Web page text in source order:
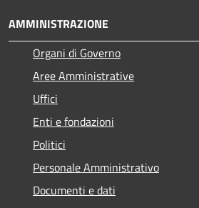
AMMINISTRAZIONE
Organi di Governo
Aree Amministrative
Uffici
Enti e fondazioni
Politici
Personale Amministrativo
Documenti e dati